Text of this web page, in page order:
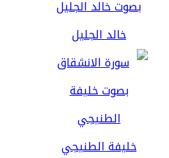
خالد الجليل
خليفة الطنيجي